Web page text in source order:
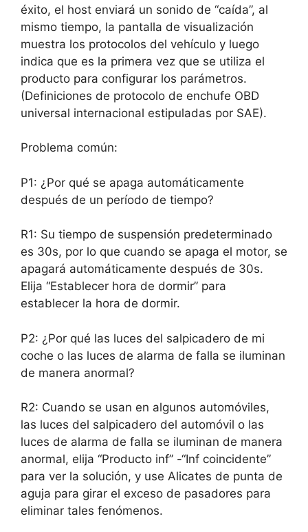
éxito, el host enviará un sonido de “caída”, al
mismo tiempo, la pantalla de visualización
muestra los protocolos del vehículo y luego
indica que es la primera vez que se utiliza el
producto para configurar los parámetros.
(Definiciones de protocolo de enchufe OBD
universal internacional estipuladas por SAE).
Problema común:
P1: ¿Por qué se apaga automáticamente
después de un período de tiempo?
R1: Su tiempo de suspensión predeterminado
es 30s, por lo que cuando se apaga el motor, se
apagará automáticamente después de 30s.
Elija “Establecer hora de dormir” para
establecer la hora de dormir.
P2: ¿Por qué las luces del salpicadero de mi
coche o las luces de alarma de falla se iluminan
de manera anormal?
R2: Cuando se usan en algunos automóviles,
las luces del salpicadero del automóvil o las
luces de alarma de falla se iluminan de manera
anormal, elija “Producto inf” -“Inf coincidente”
para ver la solución, y use Alicates de punta de
aguja para girar el exceso de pasadores para
eliminar tales fenómenos.